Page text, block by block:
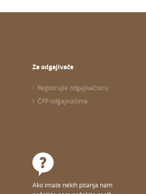
Za odgajivače
Registrujte odgajivačnicu
ČPP odgajivačima
Ako imate nekih pitanja nam